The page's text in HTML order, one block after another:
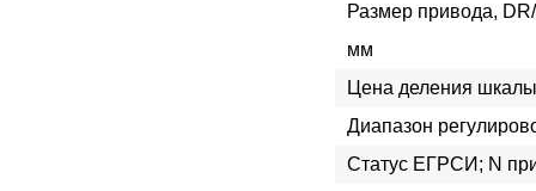
Размер привода,
мм
Цена деления
Диапазон
Статус ЕГРСИ; N